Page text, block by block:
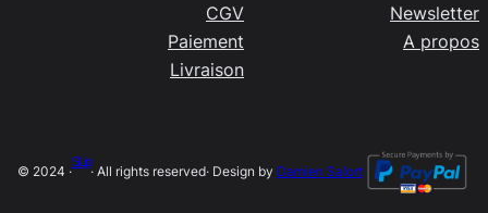
CGV
Paiement
Livraison
Newsletter
A propos
© 2024 ·
SLip
· All rights reserved· Design by Damien Salort